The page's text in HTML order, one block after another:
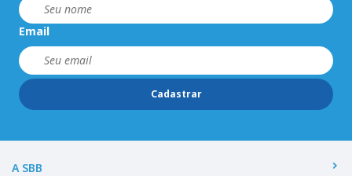
Email
Cadastrar
A SBB